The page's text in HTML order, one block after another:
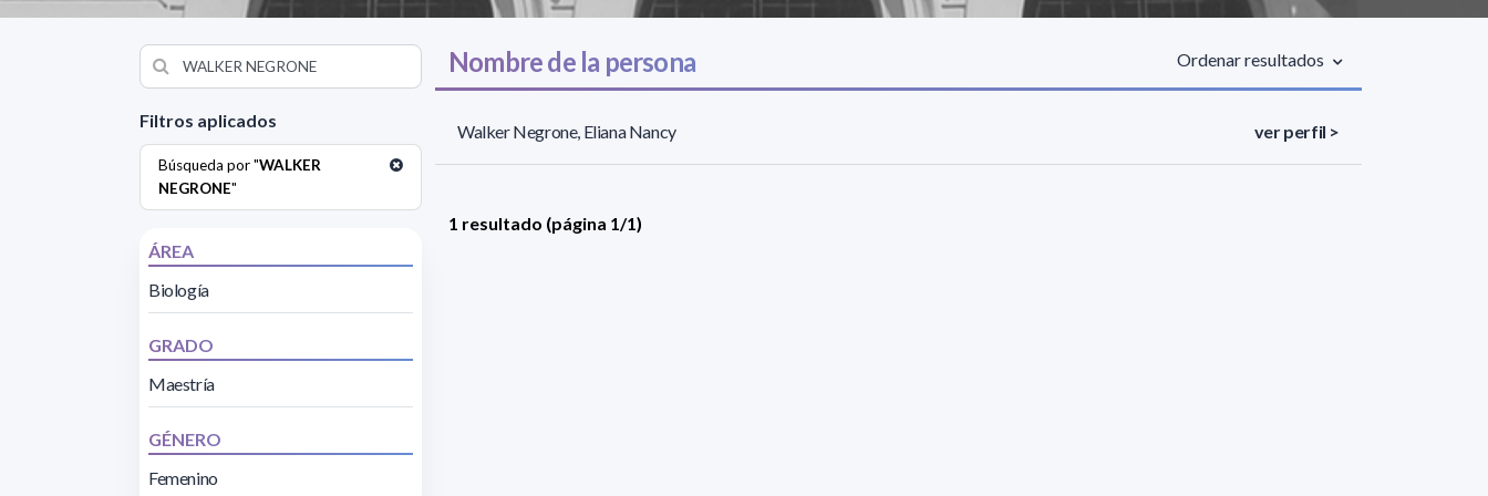
Filtros aplicados
Búsqueda por "WALKER
NEGRONE"
ÁREA
Biología
GRADO
Maestría
GÉNERO
Femenino
Nombre de la persona Ordenar resultados
Walker Negrone, Eliana Nancy ver perfil >
1 resultado (página 1/1)